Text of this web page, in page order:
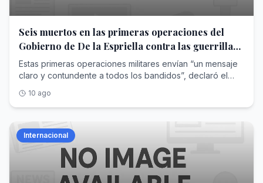
Seis muertos en las primeras operaciones del
Gobierno de De la Espriella contra las guerrillas
y el narcotráfico en Colombia
Estas primeras operaciones militares envían “un mensaje
claro y contundente a todos los bandidos”, declaró el
10 ago
Internacional